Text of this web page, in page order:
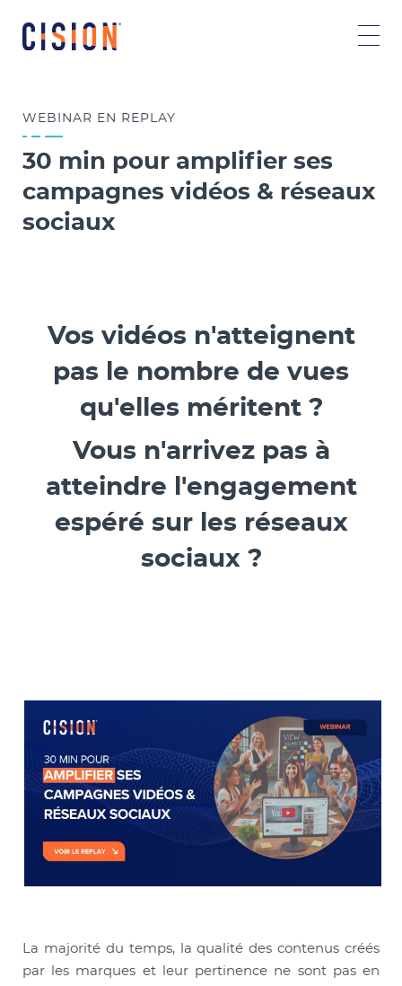
WEBINAR EN REPLAY
30 min pour amplifier ses
campagnes vidéos & réseaux
sociaux
Vos vidéos n'atteignent
pas le nombre de vues
qu'elles méritent ?
Vous n'arrivez pas à
atteindre l'engagement
espéré sur les réseaux
sociaux ?
La majorité du temps, la qualité des contenus créés
par les marques et leur pertinence ne sont pas en